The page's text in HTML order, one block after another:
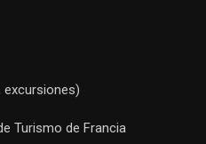
excursiones)
Turismo de Francia